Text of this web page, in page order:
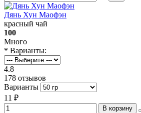
Дянь Хун Маофэн
красный чай
100
Много
* Варианты:
4.8
178 отзывов
Варианты
11 ₽
В корзину